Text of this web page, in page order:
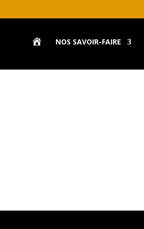
E
NOS SAVOIR-FAIRE